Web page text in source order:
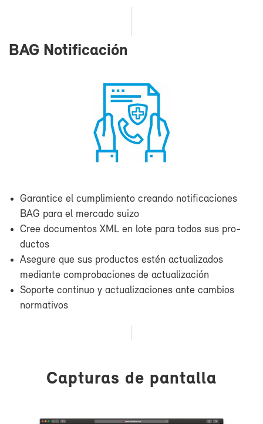
BAG No­ti­fi­ca­ción
Ga­ran­ti­ce el cum­pli­mien­to crean­do no­ti­fi­ca­cio­nes
BAG pa­ra el mer­ca­do sui­zo
Cree do­cu­men­tos XML en lo­te pa­ra to­dos sus pro­
duc­tos
Ase­gu­re que sus pro­duc­tos es­tén ac­tua­li­za­dos
me­dian­te com­pro­ba­cio­nes de ac­tua­li­za­ción
So­por­te con­ti­nuo y ac­tua­li­za­cio­nes an­te cam­bios
nor­ma­ti­vos
Cap­tu­ras de pan­ta­lla